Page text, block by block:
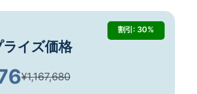
割引: 30%
イズ価格
¥1,167,680